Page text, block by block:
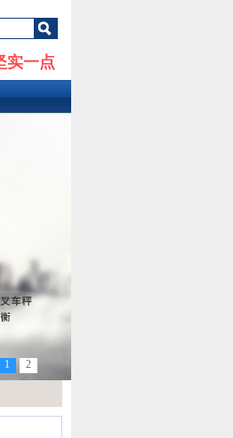
实一点
1 2